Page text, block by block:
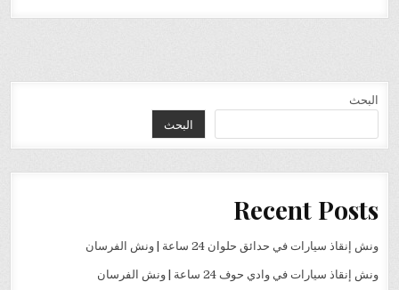
البحث
البحث
Recent Posts
ونش إنقاذ سيارات في حدائق حلوان 24 ساعة | ونش الفرسان
ونش إنقاذ سيارات في وادي حوف 24 ساعة | ونش الفرسان